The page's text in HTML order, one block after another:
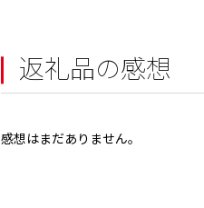
返礼品の感想
感想はまだありません。